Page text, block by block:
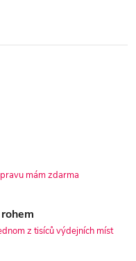
mám zdarma
z tisíců výdejních míst